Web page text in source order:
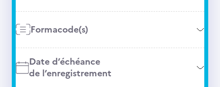
Formacode(s)
Date d’échéance
de l’enregistrement